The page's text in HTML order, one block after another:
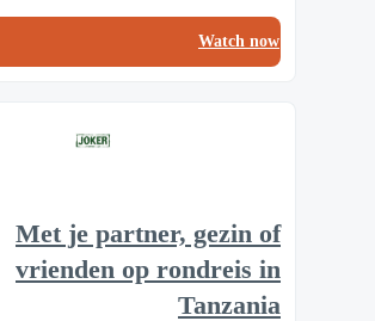
Watch now
Met je partner, gezin of
vrienden op rondreis in
Tanzania